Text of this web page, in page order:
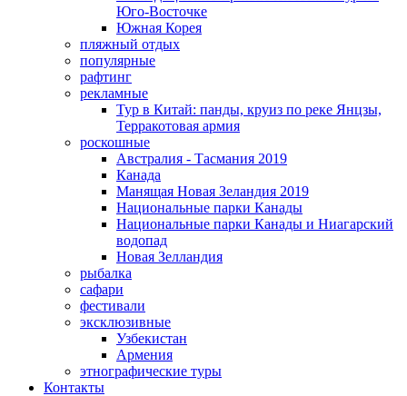
Юго-Восточке
Южная Корея
пляжный отдых
популярные
рафтинг
рекламные
Тур в Китай: панды, круиз по реке Янцзы,
Терракотовая армия
роскошные
Австралия - Тасмания 2019
Канада
Манящая Новая Зеландия 2019
Национальные парки Канады
Национальные парки Канады и Ниагарский
водопад
Новая Зелландия
рыбалка
сафари
фестивали
эксклюзивные
Узбекистан
Армения
этнографические туры
Контакты